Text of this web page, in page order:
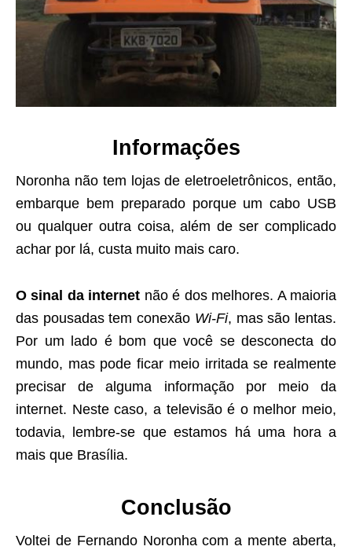
Informações
Noronha não tem lojas de eletroeletrônicos, então,
embarque bem preparado porque um cabo USB
ou qualquer outra coisa, além de ser complicado
achar por lá, custa muito mais caro.
O sinal da internet não é dos melhores. A maioria
das pousadas tem conexão Wi-Fi, mas são lentas.
Por um lado é bom que você se desconecta do
mundo, mas pode ficar meio irritada se realmente
precisar de alguma informação por meio da
internet. Neste caso, a televisão é o melhor meio,
todavia, lembre-se que estamos há uma hora a
mais que Brasília.
Conclusão
Voltei de Fernando Noronha com a mente aberta,